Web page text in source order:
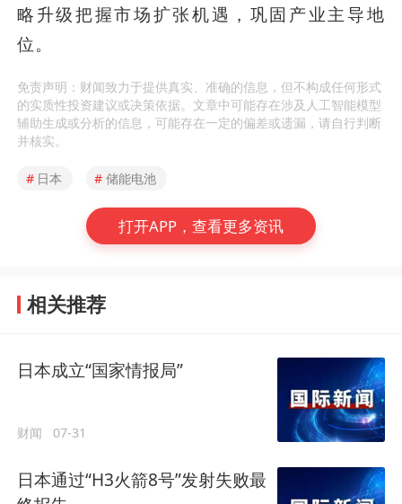
略升级把握市场扩张机遇，巩固产业主导地
位。
免责声明：财闻致力于提供真实、准确的信息，但不构成任何形式
的实质性投资建议或决策依据。文章中可能存在涉及人工智能模型
辅助生成或分析的信息，可能存在一定的偏差或遗漏，请自行判断
并核实。
# 日本 # 储能电池
打开APP，查看更多资讯
相关推荐
日本成立“国家情报局”
财闻 07-31
日本通过“H3火箭8号”发射失败最